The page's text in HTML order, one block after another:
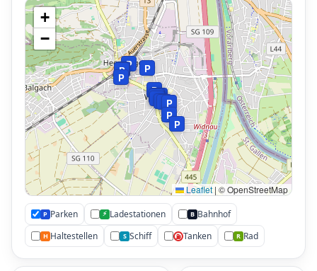
P
P
P
P
P
P P
P
P
PP
P
P
P
+
−
Leaflet |© OpenStreetMap
P Parken ⚡ Ladestationen B Bahnhof
H Haltestellen S Schiff ⛽ Tanken R Rad